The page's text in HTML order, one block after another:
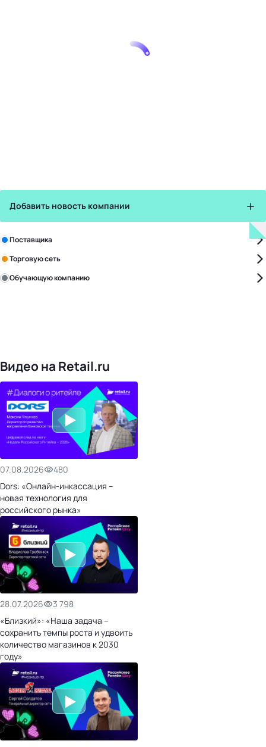
Добавить новость компании
Зарегистрируйте в бизнес-центре:
Поставщика
Торговую сеть
Обучающую компанию
Видео на Retail.ru
07.08.2026
480
Dors: «Онлайн-инкассация –
новая технология для
российского рынка»
28.07.2026
3 798
«Близкий»: «Наша задача –
сохранить темпы роста и удвоить
количество магазинов к 2030
году»